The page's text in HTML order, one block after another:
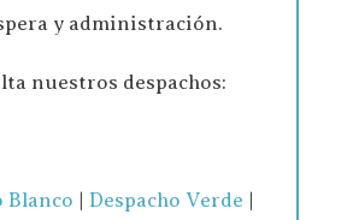
y administración.
nuestros despachos:
Blanco | Despacho Verde |